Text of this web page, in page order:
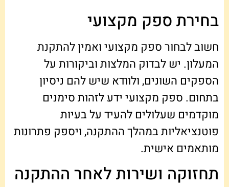
בחירת ספק מקצועי
חשוב לבחור ספק מקצועי ואמין להתקנת
המעלון. יש לבדוק המלצות וביקורות על
הספקים השונים, ולוודא שיש להם ניסיון
בתחום. ספק מקצועי ידע לזהות סימנים
מוקדמים שעלולים להעיד על בעיות
פוטנציאליות במהלך ההתקנה, ויספק פתרונות
מותאמים אישית.
תחזוקה ושירות לאחר ההתקנה